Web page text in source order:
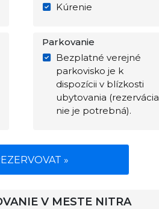
Kúrenie
Parkovanie
Bezplatné verejné
parkovisko je k
dispozícii v blízkosti
ubytovania (rezervácia
nie je potrebná).
»
V MESTE NITRA